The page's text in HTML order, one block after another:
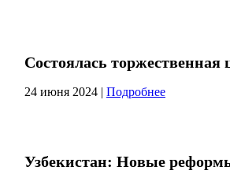
Состоялась
24 июня 2024 | Подробнее
Узбекистан: Новые